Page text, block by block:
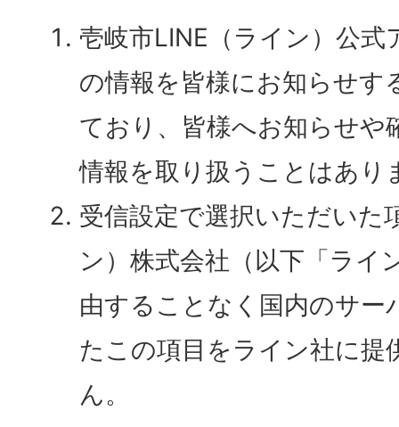
壱岐市LINE（ライン）公
の情報を皆様にお知らせす
ており、皆様へお知らせや
情報を取り扱うことはあり
受信設定で選択いただいた
ン）株式会社（以下「ライ
由することなく国内のサー
たこの項目をライン社に提
ん。